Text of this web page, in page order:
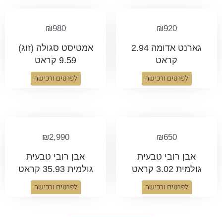
₪920
גארנט אדומה 2.94
קראט
לפרטים ורכישה
₪980
אמטיסט סגולה (זוג)
9.59 קראט
לפרטים ורכישה
₪650
אבן רובי טבעית
גולמית 3.02 קראט
לפרטים ורכישה
₪2,990
אבן רובי טבעית
גולמית 35.93 קראט
לפרטים ורכישה